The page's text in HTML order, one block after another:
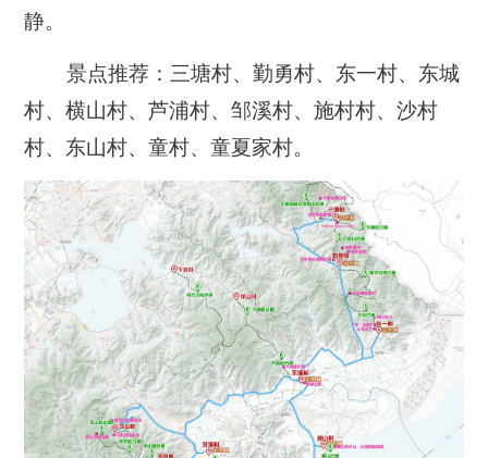
静。
景点推荐：三塘村、勤勇村、东一村、东城
村、横山村、芦浦村、邹溪村、施村村、沙村
村、东山村、童村、童夏家村。